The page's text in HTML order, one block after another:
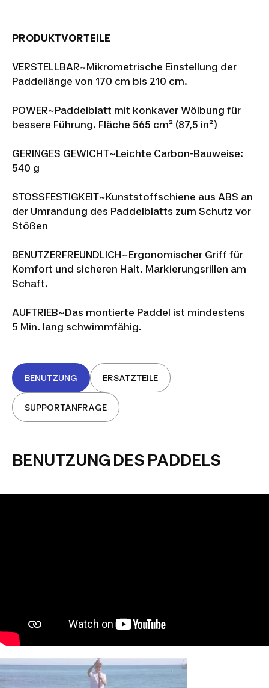
PRODUKTVORTEILE
VERSTELLBAR~Mikrometrische Einstellung der
Paddellänge von 170 cm bis 210 cm.
POWER~Paddelblatt mit konkaver Wölbung für
bessere Führung. Fläche 565 cm² (87,5 in²)
GERINGES GEWICHT~Leichte Carbon-Bauweise:
540 g
STOSSFESTIGKEIT~Kunststoffschiene aus ABS an
der Umrandung des Paddelblatts zum Schutz vor
Stößen
BENUTZERFREUNDLICH~Ergonomischer Griff für
Komfort und sicheren Halt. Markierungsrillen am
Schaft.
AUFTRIEB~Das montierte Paddel ist mindestens
5 Min. lang schwimmfähig.
BENUTZUNG ERSATZTEILE
SUPPORTANFRAGE
BENUTZUNG DES PADDELS